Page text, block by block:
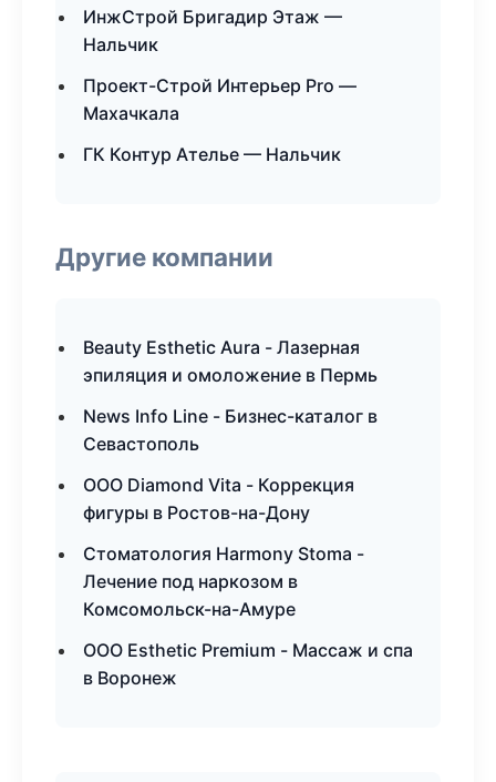
ИнжСтрой Бригадир Этаж —
Нальчик
Проект-Строй Интерьер Pro —
Махачкала
ГК Контур Ателье — Нальчик
Другие компании
Beauty Esthetic Aura - Лазерная
эпиляция и омоложение в Пермь
News Info Line - Бизнес-каталог в
Севастополь
ООО Diamond Vita - Коррекция
фигуры в Ростов-на-Дону
Стоматология Harmony Stoma -
Лечение под наркозом в
Комсомольск-на-Амуре
ООО Esthetic Premium - Массаж и спа
в Воронеж